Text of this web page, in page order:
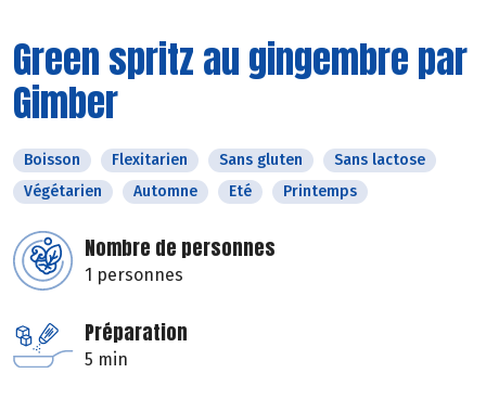
Green spritz au gingembre par
Gimber
Boisson Flexitarien Sans gluten
Sans lactose
Végétarien
Automne Eté Printemps
Nombre de personnes
1 personnes
Préparation
5 min